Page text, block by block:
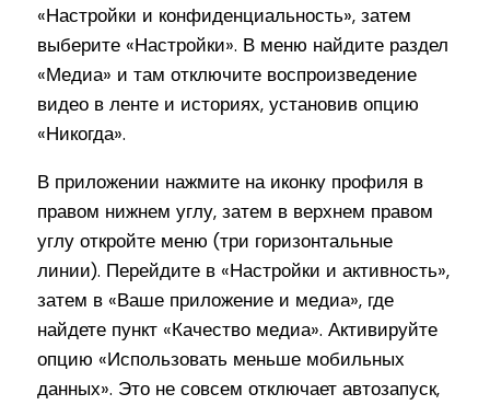
«Настройки и конфиденциальность», затем
выберите «Настройки». В меню найдите раздел
«Медиа» и там отключите воспроизведение
видео в ленте и историях, установив опцию
«Никогда».
В приложении нажмите на иконку профиля в
правом нижнем углу, затем в верхнем правом
углу откройте меню (три горизонтальные
линии). Перейдите в «Настройки и активность»,
затем в «Ваше приложение и медиа», где
найдете пункт «Качество медиа». Активируйте
опцию «Использовать меньше мобильных
данных». Это не совсем отключает автозапуск,